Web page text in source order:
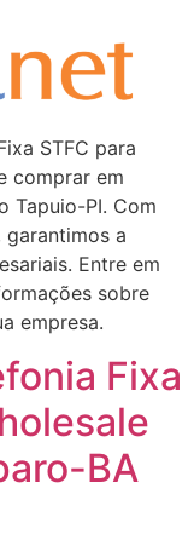
STFC para
comprar em
Tapuio-PI. Com
a
Entre em
sobre
empresa.
Fixa
BA